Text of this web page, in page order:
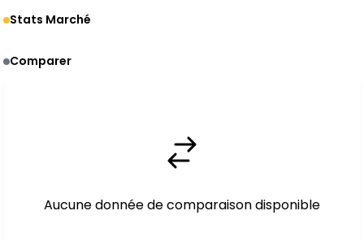
Stats Marché
Comparer
Aucune donnée de comparaison disponible